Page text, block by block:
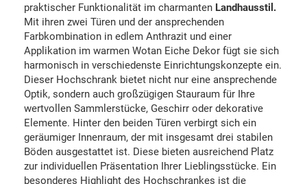
praktischer Funktionalität im charmanten Landhausstil.
Mit ihren zwei Türen und der ansprechenden
Farbkombination in edlem Anthrazit und einer
Applikation im warmen Wotan Eiche Dekor fügt sie sich
harmonisch in verschiedenste Einrichtungskonzepte ein.
Dieser Hochschrank bietet nicht nur eine ansprechende
Optik, sondern auch großzügigen Stauraum für Ihre
wertvollen Sammlerstücke, Geschirr oder dekorative
Elemente. Hinter den beiden Türen verbirgt sich ein
geräumiger Innenraum, der mit insgesamt drei stabilen
Böden ausgestattet ist. Diese bieten ausreichend Platz
zur individuellen Präsentation Ihrer Lieblingsstücke. Ein
besonderes Highlight des Hochschrankes ist die